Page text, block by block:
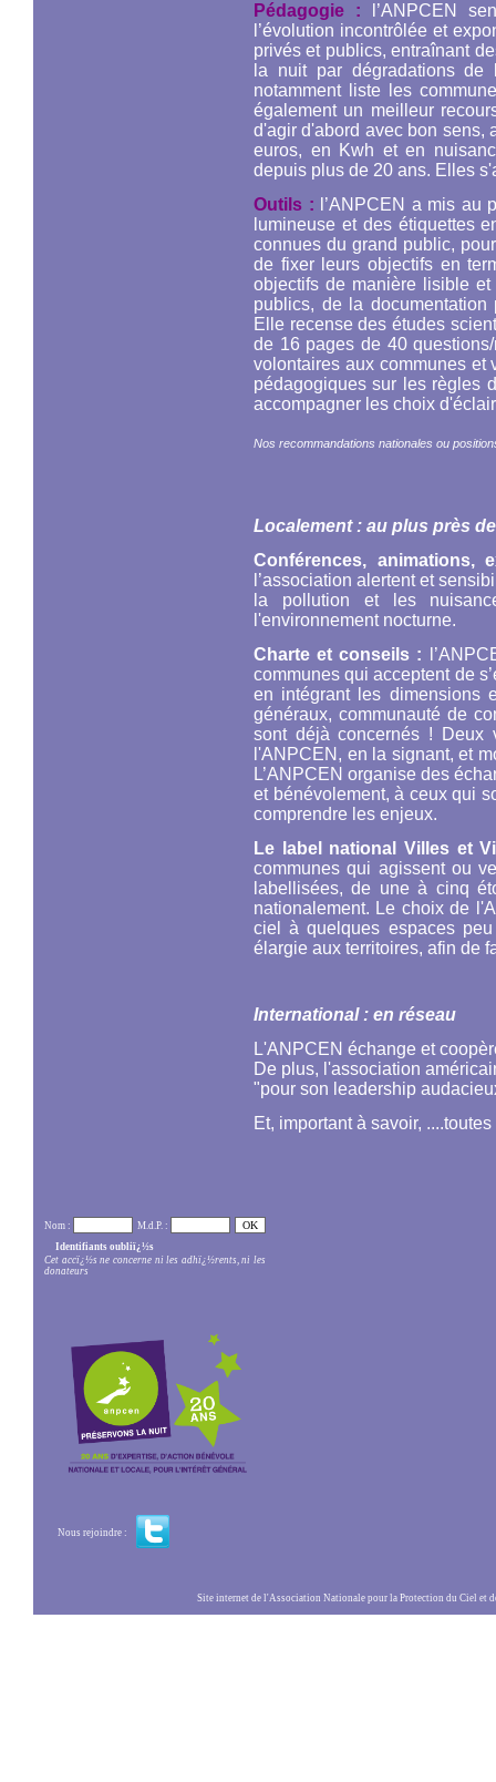
Pédagogie :
l’ANPCEN
l’évolution incontrôlée et
privés et publics, entraînant
la nuit par dégradations de
notamment liste les
également un meilleur
d'agir d'abord avec bon sens,
euros, en Kwh et en
depuis plus de 20 ans. Elles
Outils :
l’ANPCEN a mis au
lumineuse et des étiquettes
connues du grand public,
de fixer leurs objectifs en
objectifs de manière lisible
publics, de la
Elle recense des études
de 16 pages de 40
volontaires aux communes
pédagogiques sur les règles
accompagner les choix
Nos recommandations nationales ou
Localement : au plus près
Conférences, animations,
l’association alertent et
la pollution et les
l'environnement nocturne.
Charte et conseils :
communes qui acceptent de
en intégrant les dimensions
généraux, communauté de
sont déjà concernés !
l'ANPCEN, en la signant, et
L’ANPCEN organise des
et bénévolement, à ceux qui
comprendre les enjeux.
Le label national Villes et
communes qui agissent ou
labellisées, de une à cinq
nationalement. Le choix de
ciel à quelques espaces
élargie aux territoires, afin de
International : en réseau
L'ANPCEN échange et
De plus, l'association
"pour son leadership
Et, important à savoir,
Nom :
M.d.P. :
Identifiants oubliï¿½s
Cet accï¿½s ne concerne ni les adhï¿½rents, ni les
donateurs
Nous rejoindre :
Site internet de l'Association Nationale pour la Protection du Ciel et de